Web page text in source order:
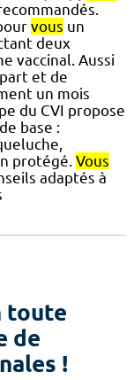
vous un
deux
vaccinal. Aussi
et de
un mois
du CVI propose
base :
protégé. Vous
adaptés à
toute
de
!